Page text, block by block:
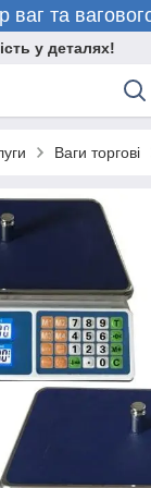
ваг та
у деталях!
Ваги торгові